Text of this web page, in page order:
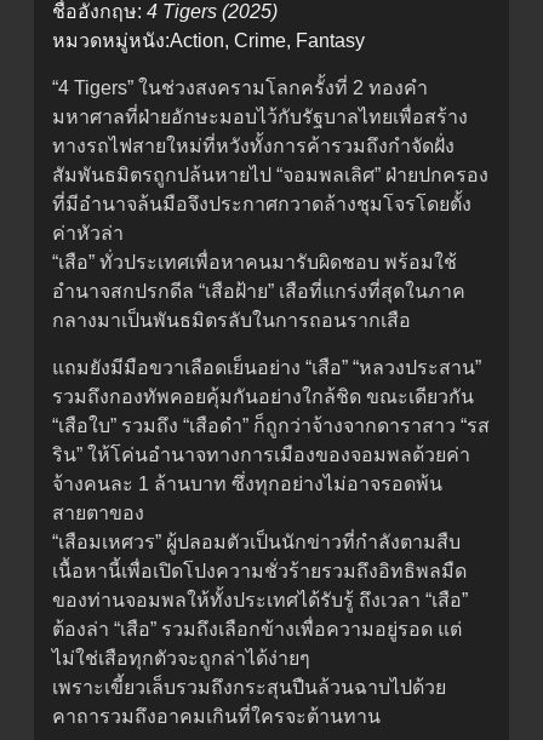
ชื่ออังกฤษ: 4 Tigers (2025)
หมวดหมู่หนัง:Action, Crime, Fantasy
“4 Tigers” ในช่วงสงครามโลกครั้งที่ 2 ทองคำ
มหาศาลที่ฝ่ายอักษะมอบไว้กับรัฐบาลไทยเพื่อสร้าง
ทางรถไฟสายใหม่ที่หวังทั้งการค้ารวมถึงกำจัดฝั่ง
สัมพันธมิตรถูกปล้นหายไป “จอมพลเลิศ” ฝ่ายปกครอง
ที่มีอำนาจล้นมือจึงประกาศกวาดล้างชุมโจรโดยตั้ง
ค่าหัวล่า
“เสือ” ทั่วประเทศเพื่อหาคนมารับผิดชอบ พร้อมใช้
อำนาจสกปรกดีล “เสือฝ้าย” เสือที่แกร่งที่สุดในภาค
กลางมาเป็นพันธมิตรลับในการถอนรากเสือ
แถมยังมีมือขวาเลือดเย็นอย่าง “เสือ” “หลวงประสาน”
รวมถึงกองทัพคอยคุ้มกันอย่างใกล้ชิด ขณะเดียวกัน
“เสือใบ” รวมถึง “เสือดำ” ก็ถูกว่าจ้างจากดาราสาว “รส
ริน” ให้โค่นอำนาจทางการเมืองของจอมพลด้วยค่า
จ้างคนละ 1 ล้านบาท ซึ่งทุกอย่างไม่อาจรอดพ้น
สายตาของ
“เสือมเหศวร” ผู้ปลอมตัวเป็นนักข่าวที่กำลังตามสืบ
เนื้อหานี้เพื่อเปิดโปงความชั่วร้ายรวมถึงอิทธิพลมืด
ของท่านจอมพลให้ทั้งประเทศได้รับรู้ ถึงเวลา “เสือ”
ต้องล่า “เสือ” รวมถึงเลือกข้างเพื่อความอยู่รอด แต่
ไม่ใช่เสือทุกตัวจะถูกล่าได้ง่ายๆ
เพราะเขี้ยวเล็บรวมถึงกระสุนปืนล้วนฉาบไปด้วย
คาถารวมถึงอาคมเกินที่ใครจะต้านทาน